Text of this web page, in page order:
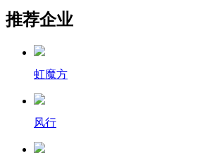
推荐企业
虹魔方
风行